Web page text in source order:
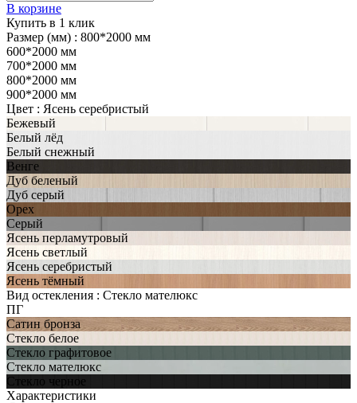
В корзине
Купить в 1 клик
Размер (мм) : 800*2000 мм
600*2000 мм
700*2000 мм
800*2000 мм
900*2000 мм
Цвет : Ясень серебристый
Бежевый
Белый лёд
Белый снежный
Венге
Дуб беленый
Дуб серый
Орех
Серый
Ясень перламутровый
Ясень светлый
Ясень серебристый
Ясень тёмный
Вид остекления : Стекло мателюкс
ПГ
Сатин бронза
Стекло белое
Стекло графитовое
Стекло мателюкс
Стекло черное
Характеристики